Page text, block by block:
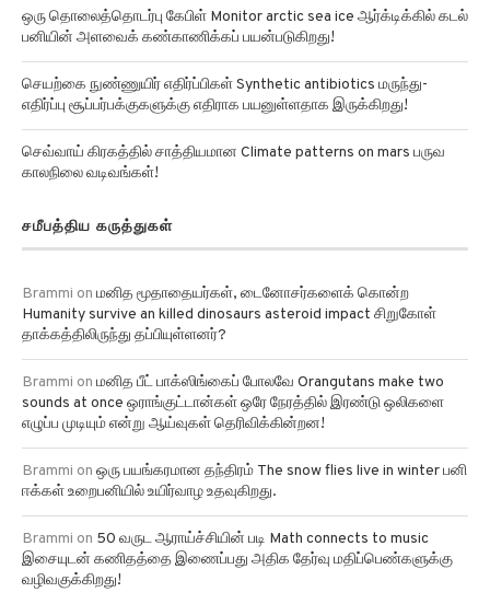
ஒரு தொலைத்தொடர்பு கேபிள் Monitor arctic sea ice ஆர்க்டிக்கில் கடல்
பனியின் அளவைக் கண்காணிக்கப் பயன்படுகிறது!
செயற்கை நுண்ணுயிர் எதிர்ப்பிகள் Synthetic antibiotics மருந்து-
எதிர்ப்பு சூப்பர்பக்குகளுக்கு எதிராக பயனுள்ளதாக இருக்கிறது!
செவ்வாய் கிரகத்தில் சாத்தியமான Climate patterns on mars பருவ
காலநிலை வடிவங்கள்!
சமீபத்திய கருத்துகள்
Brammi on மனித மூதாதையர்கள், டைனோசர்களைக் கொன்ற
Humanity survive an killed dinosaurs asteroid impact சிறுகோள்
தாக்கத்திலிருந்து தப்பியுள்ளனர்?
Brammi on மனித பீட் பாக்ஸிங்கைப் போலவே Orangutans make two
sounds at once ஒராங்குட்டான்கள் ஒரே நேரத்தில் இரண்டு ஒலிகளை
எழுப்ப முடியும் என்று ஆய்வுகள் தெரிவிக்கின்றன!
Brammi on ஒரு பயங்கரமான தந்திரம் The snow flies live in winter பனி
ஈக்கள் உறைபனியில் உயிர்வாழ உதவுகிறது.
Brammi on 50 வருட ஆராய்ச்சியின் படி Math connects to music
இசையுடன் கணிதத்தை இணைப்பது அதிக தேர்வு மதிப்பெண்களுக்கு
வழிவகுக்கிறது!